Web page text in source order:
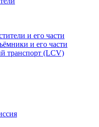
и его части
и его части
транспорт (LCV)